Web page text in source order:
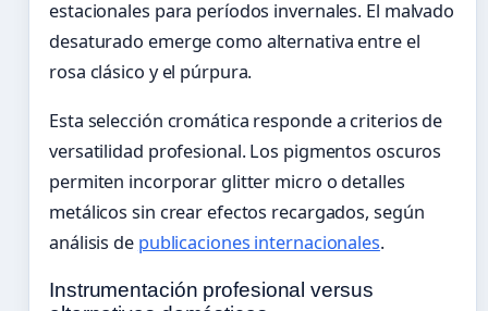
estacionales para períodos invernales. El malvado
desaturado emerge como alternativa entre el
rosa clásico y el púrpura.
Esta selección cromática responde a criterios de
versatilidad profesional. Los pigmentos oscuros
permiten incorporar glitter micro o detalles
metálicos sin crear efectos recargados, según
análisis de publicaciones internacionales.
Instrumentación profesional versus